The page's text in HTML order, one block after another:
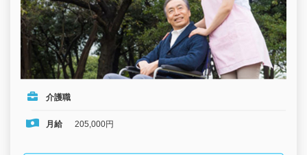
介護職
月給 205,000円